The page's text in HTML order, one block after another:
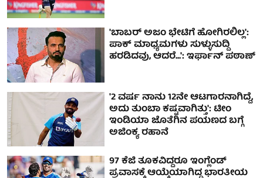
'ಬಾಬರ್ ಅಜಂ ಭೇಟಿಗೆ ಹೋಗಿರಲಿಲ್ಲ':
ಪಾಕ್ ಮಾಧ್ಯಮಗಳು ಸುಳ್ಳುಸುದ್ದಿ
ಹರಡಿದವು, ಆದರೆ...': ಇರ್ಫಾನ್ ಪಠಾಣ್
'2 ವರ್ಷ ನಾನು 12ನೇ ಆಟಗಾರನಾಗಿದ್ದೆ,
ಅದು ತುಂಬಾ ಕಷ್ಟವಾಗಿತ್ತು': ಟೀಂ
ಇಂಡಿಯಾ ಜೊತೆಗಿನ ಪಯಣದ ಬಗ್ಗೆ
ಅಜಿಂಕ್ಯ ರಹಾನೆ
97 ಕೆಜಿ ತೂಕವಿದ್ದರೂ ಇಂಗ್ಲೆಂಡ್
ಪ್ರವಾಸಕ್ಕೆ ಆಯ್ಕೆಯಾಗಿದ್ದ ಭಾರತೀಯ